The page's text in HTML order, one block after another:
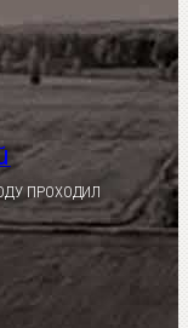
ПРОХОДИЛ